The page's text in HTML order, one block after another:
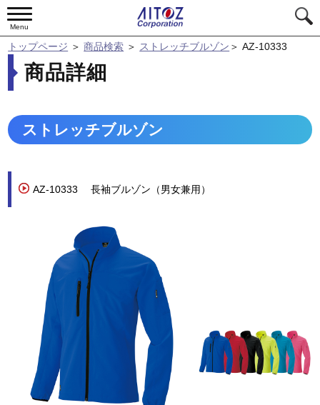
Menu
トップページ ＞商品検索 ＞ ストレッチブルゾン ＞AZ-10333
商品詳細
ストレッチブルゾン
AZ-10333 長袖ブルゾン（男女兼用）